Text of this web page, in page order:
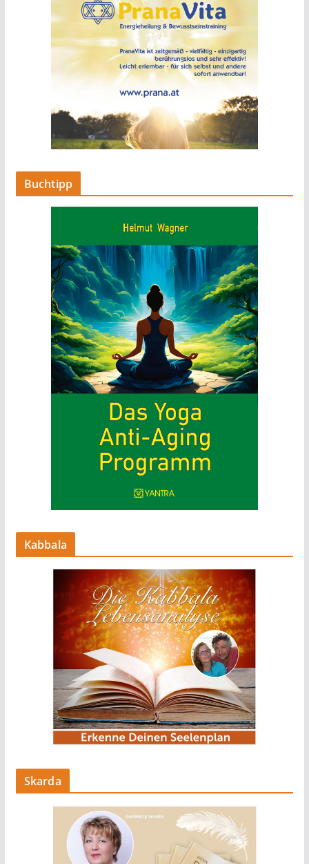
Buchtipp
Kabbala
Skarda